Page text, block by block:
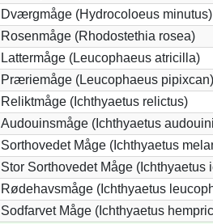
Dværgmåge (Hydrocoloeus minutus)
Rosenmåge (Rhodostethia rosea)
Lattermåge (Leucophaeus atricilla)
Præriemåge (Leucophaeus pipixcan)
Reliktmåge (Ichthyaetus relictus)
Audouinsmåge (Ichthyaetus
Sorthovedet Måge (Ichthyaetus
Stor Sorthovedet Måge (Ichthyaetus
Rødehavsmåge (Ichthyaetus
Sodfarvet Måge (Ichthyaetus